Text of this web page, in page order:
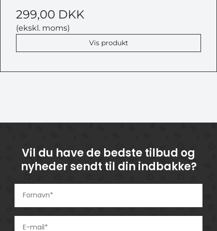
299,00 DKK
(ekskl. moms)
Vis produkt
Vil du have de bedste tilbud og
nyheder sendt til din indbakke?